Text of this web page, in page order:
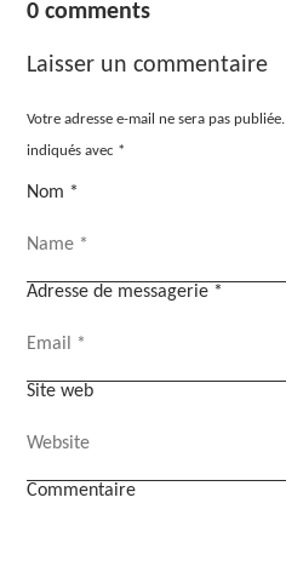
0 comments
Laisser un commentaire
Votre adresse e-mail ne sera pas publiée.
indiqués avec *
Nom *
Adresse de messagerie *
Site web
Commentaire